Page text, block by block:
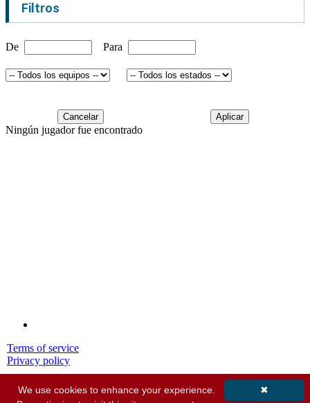
Filtros
De Para
Cancelar Aplicar
Ningún jugador fue encontrado
Terms of service
Privacy policy
© 2001-2026 MyStatsOnline.com
All Rights Reserved
✖
We use cookies to enhance your experience.